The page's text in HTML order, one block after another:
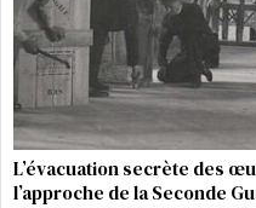
L’évacuation secrète des
l’approche de la Seconde